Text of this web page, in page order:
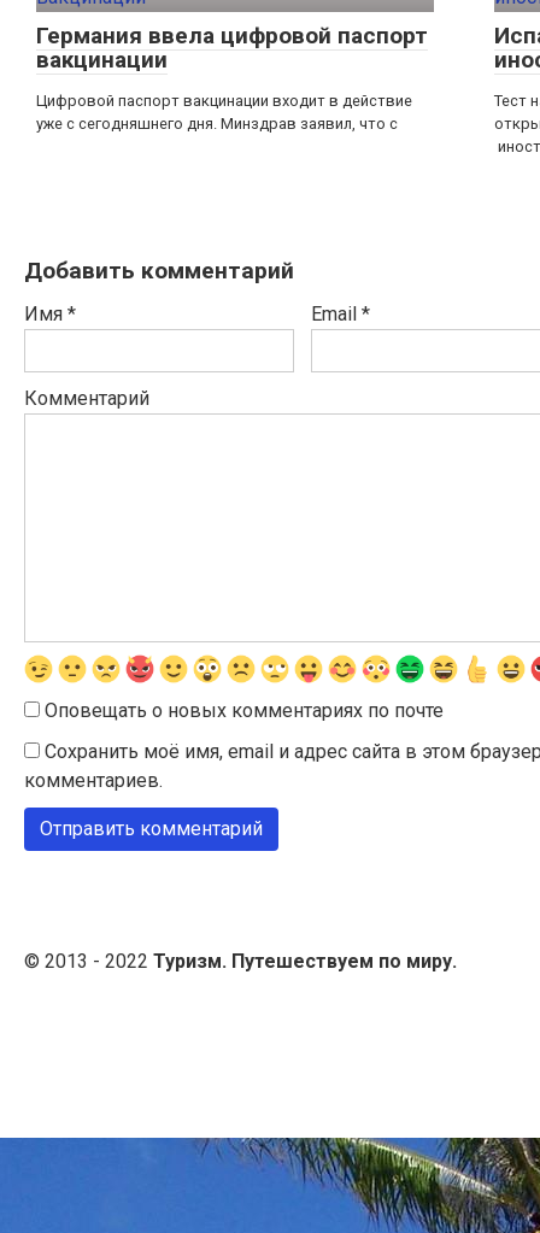
Германия ввела цифровой паспорт
вакцинации
Цифровой паспорт вакцинации входит в действие
уже с сегодняшнего дня. Минздрав заявил, что с
Тест
Добавить комментарий
Имя * Email *
Комментарий
Оповещать о новых комментариях по почте
Сохранить моё имя, email и адрес сайта в этом
комментариев.
© 2013 - 2022 Туризм. Путешествуем по миру.